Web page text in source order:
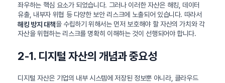
좌우하는 핵심 요소가 되었습니다. 그러나 이러한 자산은 해킹, 데이터
유출, 내부자 위협 등 다양한 보안 리스크에 노출되어 있습니다. 따라서
해킹 방지 대책을 수립하기 위해서는 먼저 보호해야 할 자산의 가치와 각
자산을 위협하는 리스크를 명확히 이해하는 것이 선행되어야 합니다.
2-1. 디지털 자산의 개념과 중요성
디지털 자산은 기업의 내부 시스템에 저장된 정보뿐 아니라, 클라우드